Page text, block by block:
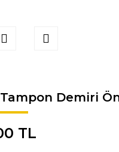
Demiri
TL